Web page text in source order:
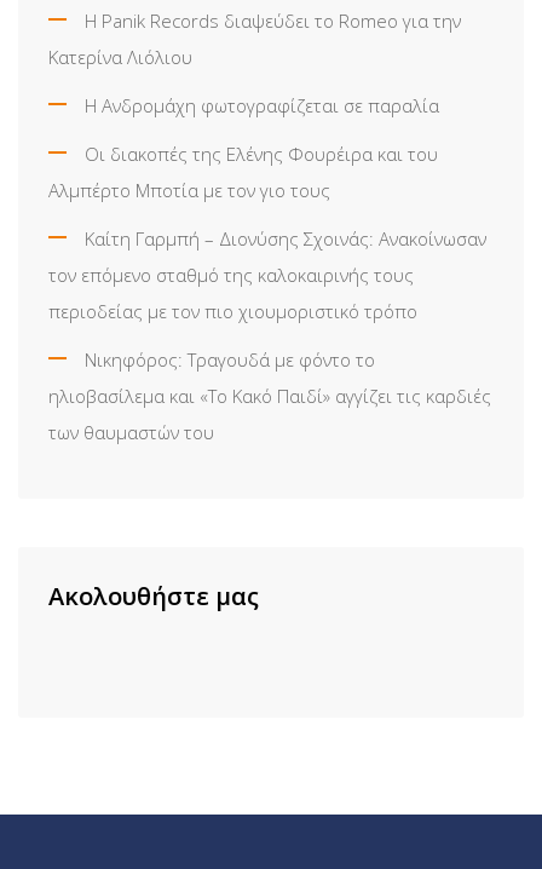
Η Panik Records διαψεύδει το Romeo για την
Κατερίνα Λιόλιου
Η Ανδρομάχη φωτογραφίζεται σε παραλία
Οι διακοπές της Ελένης Φουρέιρα και του
Αλμπέρτο Μποτία με τον γιο τους
Καίτη Γαρμπή – Διονύσης Σχοινάς: Ανακοίνωσαν
τον επόμενο σταθμό της καλοκαιρινής τους
περιοδείας με τον πιο χιουμοριστικό τρόπο
Νικηφόρος: Τραγουδά με φόντο το
ηλιοβασίλεμα και «Το Κακό Παιδί» αγγίζει τις καρδιές
των θαυμαστών του
Ακολουθήστε μας